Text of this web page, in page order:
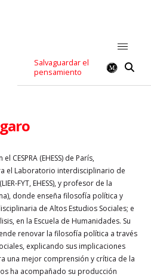
Salvaguardar el
pensamiento
CESPRA (EHESS) de París,
el Laboratorio interdisciplinario de
FYT, EHESS), y profesor de la
donde enseña filosofía política y
de Altos Estudios Sociales; e
en la Escuela de Humanidades. Su
renovar la filosofía política a través
explicando sus implicaciones
una mejor comprensión y crítica de la
ha acompañado su producción